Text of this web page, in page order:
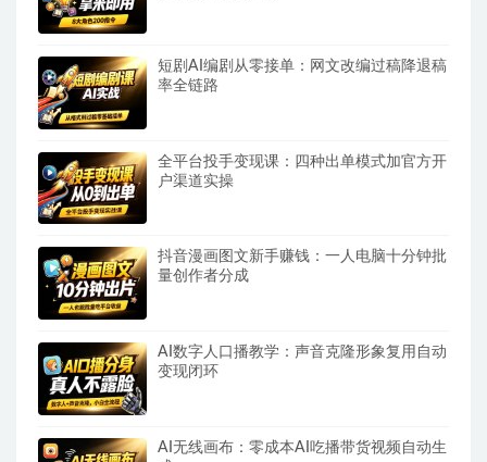
短剧AI编剧从零接单：网文改编过稿降退稿
率全链路
全平台投手变现课：四种出单模式加官方开
户渠道实操
抖音漫画图文新手赚钱：一人电脑十分钟批
量创作者分成
AI数字人口播教学：声音克隆形象复用自动
变现闭环
AI无线画布：零成本AI吃播带货视频自动生